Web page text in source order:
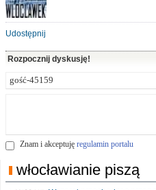
Udostępnij
Rozpocznij dyskusję!
Znam i akceptuję regulamin portalu
włocławianie piszą